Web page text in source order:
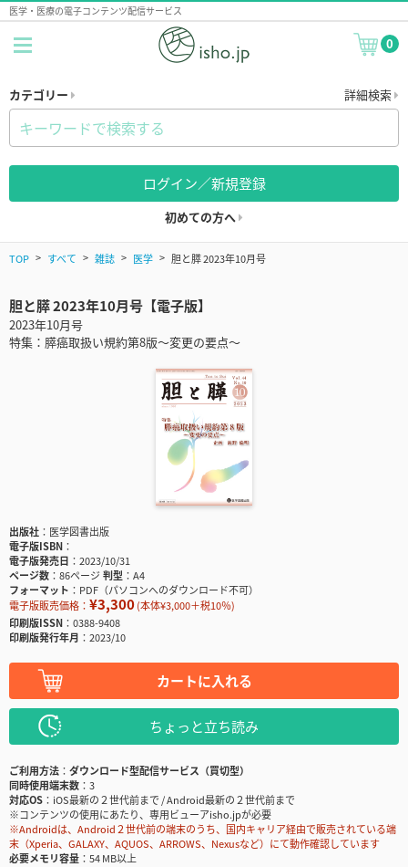
医学・医療の電子コンテンツ配信サービス
0
カテゴリー 詳細検索
ログイン／新規登録
初めての方へ
TOP すべて 雑誌 医学 胆と膵 2023年10月号
胆と膵 2023年10月号【電子版】
2023年10月号
特集：膵癌取扱い規約第8版～変更の要点～
出版社
医学図書出版
電子版ISBN
電子版発売日
2023/10/31
ページ数
86ページ判型
A4
フォーマット
PDF（パソコンへのダウンロード不可）
電子版販売価格： ¥3,300(本体¥3,000＋税10％)
印刷版ISSN
0388-9408
印刷版発行年月
2023/10
カートに入れる
ちょっと立ち読み
ご利用方法
ダウンロード型配信サービス（買切型）
同時使用端末数
3
対応OS
iOS最新の２世代前まで / Android最新の２世代前まで
※コンテンツの使用にあたり、専用ビューアisho.jpが必要
※Androidは、Android２世代前の端末のうち、国内キャリア経由で販売されている端
末（Xperia、GALAXY、AQUOS、ARROWS、Nexusなど）にて動作確認しています
必要メモリ容量
54 MB以上